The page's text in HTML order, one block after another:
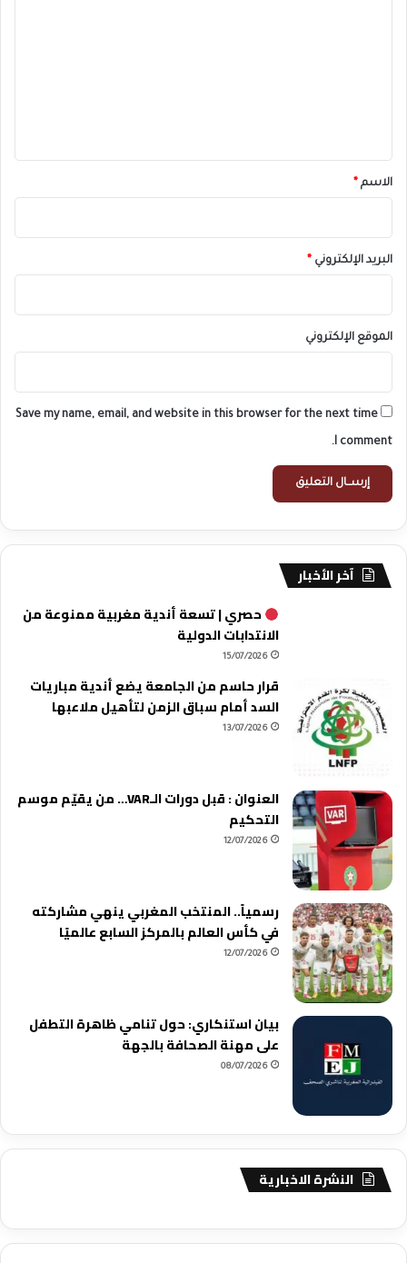
*
الاسم *
البريد الإلكتروني *
الموقع الإلكتروني
Save my name, email, and website in this browser for the next time
I comment.
آخر الأخبار
حصري | تسعة أندية مغربية ممنوعة من
الانتدابات الدولية
15/07/2026
قرار حاسم من الجامعة يضع أندية مباريات
السد أمام سباق الزمن لتأهيل ملاعبها
13/07/2026
العنوان : قبل دورات الـVAR… من يقيّم موسم
التحكيم
12/07/2026
رسمياً.. المنتخب المغربي ينهي مشاركته
في كأس العالم بالمركز السابع عالميًا
12/07/2026
بيان استنكاري: حول تنامي ظاهرة التطفل
على مهنة الصحافة بالجهة
08/07/2026
النشرة الاخبارية